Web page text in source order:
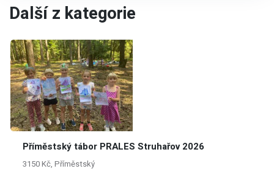
Další z kategorie
Příměstský tábor PRALES Struhařov 2026
3150 Kč, Příměstský